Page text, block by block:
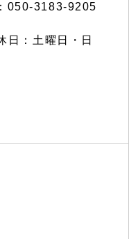
050-3183-9205
：土曜日・日